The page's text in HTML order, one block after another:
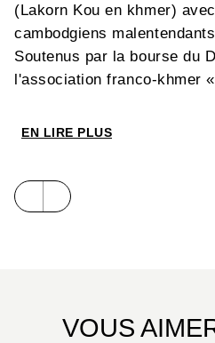
(Lakorn Kou en khmer)
cambodgiens
Soutenus par la bourse du
l'association franco-khmer
d'une école pour enfants
Chan, Lucie, Lisa et Sylvain
expérience et les détails de
EN LIRE PLUS
VOUS